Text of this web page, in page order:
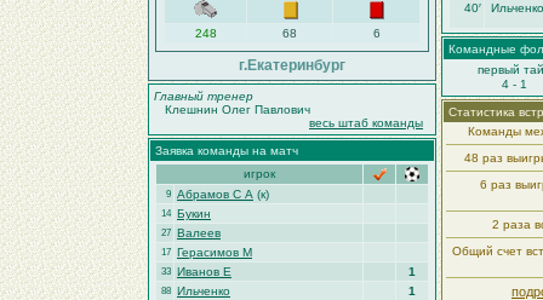
248 68 6
г.Екатеринбург
Главный тренер
Клешнин Олег Павлович
весь штаб команды
Заявка команды на матч
игрок
9 Абрамов С А (к)
14 Букин
27 Валеев
17 Герасимов М
33 Иванов Е 1
88 Ильченко 1
40′ Ильченко
Командные
первый
4 - 1
Статистика
Команды
48 раз
6 раз
2 раза
Общий счет